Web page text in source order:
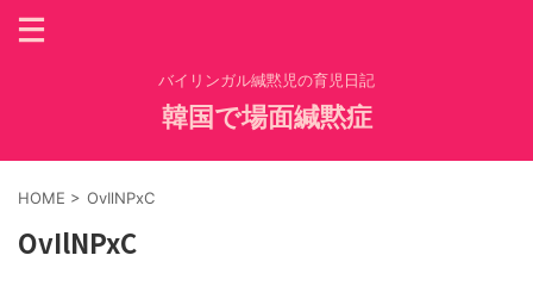
バイリンガル緘黙児の育児日記
韓国で場面緘黙症
HOME > OvIlNPxC
OvIlNPxC